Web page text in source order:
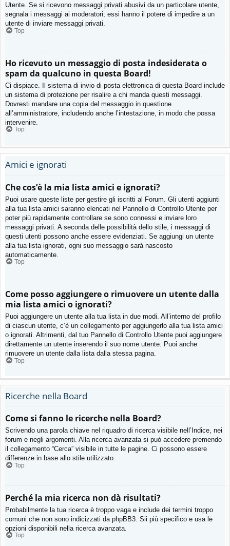
Utente. Se si ricevono messaggi privati ​​abusivi da un particolare utente,
segnala i messaggi ai moderatori; essi hanno il potere di impedire a un
utente di inviare messaggi privati​​.
Top
Ho ricevuto un messaggio di posta indesiderata o
spam da qualcuno in questa Board!
Ci dispiace. Il sistema di invio di posta elettronica di questa Board include
un sistema di protezione per risalire a chi manda questi messaggi.
Dovresti mandare una copia del messaggio in questione
all’amministratore, includendo anche l’intestazione, in modo che possa
intervenire.
Top
Amici e ignorati
Che cos’è la mia lista amici e ignorati?
Puoi usare queste liste per gestire gli iscritti al Forum. Gli utenti aggiunti
alla tua lista amici saranno elencati nel Pannello di Controllo Utente per
poter più rapidamente controllare se sono connessi e inviare loro
messaggi privati. A seconda delle possibilità dello stile, i messaggi di
questi utenti possono anche essere evidenziati. Se aggiungi un utente
alla tua lista ignorati, ogni suo messaggio sarà nascosto
automaticamente.
Top
Come posso aggiungere o rimuovere un utente dalla
mia lista amici o ignorati?
Puoi aggiungere un utente alla tua lista in due modi. All’interno del profilo
di ciascun utente, c’è un collegamento per aggiungerlo alla tua lista amici
o ignorati. Altrimenti, dal tuo Pannello di Controllo Utente puoi aggiungere
direttamente un utente inserendo il suo nome utente. Puoi anche
rimuovere un utente dalla lista dalla stessa pagina.
Top
Ricerche nella Board
Come si fanno le ricerche nella Board?
Scrivendo una parola chiave nel riquadro di ricerca visibile nell’Indice, nei
forum e negli argomenti. Alla ricerca avanzata si può accedere premendo
il collegamento “Cerca” visibile in tutte le pagine. Ci possono essere
differenze in base allo stile utilizzato.
Top
Perché la mia ricerca non dà risultati?
Probabilmente la tua ricerca è troppo vaga e include dei termini troppo
comuni che non sono indicizzati da phpBB3. Sii più specifico e usa le
opzioni disponibili nella ricerca avanzata.
Top